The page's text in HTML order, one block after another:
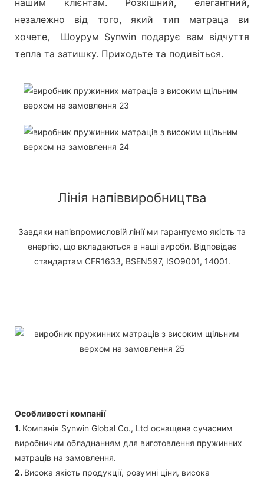
незалежно від того, який тип матраца ви
хочете, Шоурум Synwin подарує вам відчуття
тепла та затишку. Приходьте та подивіться.
Лінія напіввиробництва
Завдяки напівпромисловій лінії ми гарантуємо якість та
енергію, що вкладаються в наші вироби. Відповідає
стандартам CFR1633, BSEN597, ISO9001, 14001.
Особливості компанії
1. Компанія Synwin Global Co., Ltd оснащена сучасним
виробничим обладнанням для виготовлення пружинних
матраців на замовлення.
2. Висока якість продукції, розумні ціни, висока